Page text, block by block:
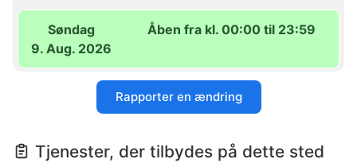
Søndag
9. Aug. 2026
Åben fra kl. 00:00 til 23:59
Rapporter en ændring
Tjenester, der tilbydes på dette sted